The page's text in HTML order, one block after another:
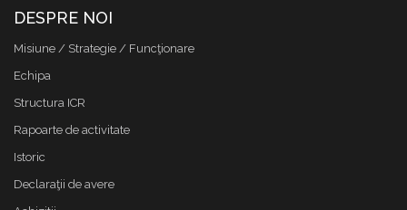
DESPRE NOI
Misiune / Strategie / Funcţionare
Echipa
Structura ICR
Rapoarte de activitate
Istoric
Declaraţii de avere